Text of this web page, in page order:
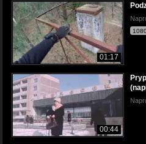
01:17
00:44